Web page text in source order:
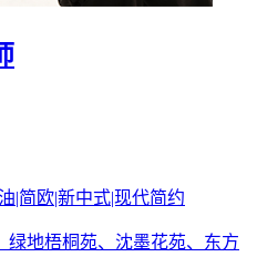
|简欧|新中式|现代简约
绿地梧桐苑、沈墨花苑、东方